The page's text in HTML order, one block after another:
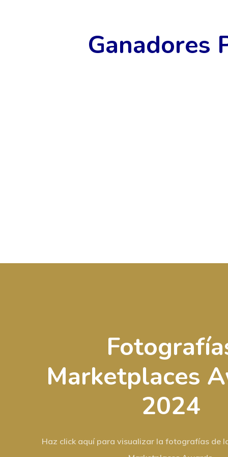
Ganadores
Marketplaces
2024
Haz click aquí para visualizar la fotografías de